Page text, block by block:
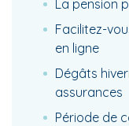
La pension
Facilitez-
en ligne
Dégâts
assurances
Période de